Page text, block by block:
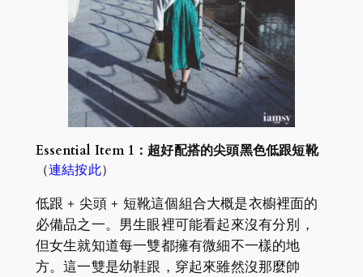
Essential Item 1：超好配搭的尖頭黑色低跟短靴
（連結按此）
低跟 + 尖頭 + 短靴這個組合大概是衣櫥裡面的
必備品之一。男生眼裡可能看起來沒有分別，
但女生就知道每一雙都擁有微細不一樣的地
方。這一雙是幼鞋跟，穿起來雖然沒那麼帥